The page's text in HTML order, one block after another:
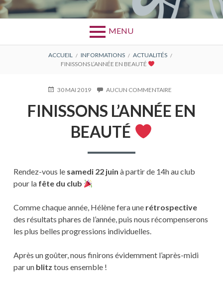
MENU
ACCUEIL INFORMATIONS
ACTUALITÉS
FINISSONS L’ANNÉE EN BEAUTÉ
PUBLIÉ30 MAI 2019 AUCUN COMMENTAIRE
L’ANNÉE
EN
FINISSONS L’ANNÉE EN
BEAUTÉ
Rendez-vous le samedi 22 juin à partir de 14h au club
pour la fête du club
Comme chaque année, Hélène fera une rétrospective
des résultats phares de l’année, puis nous récompenserons
les plus belles progressions individuelles.
Après un goûter, nous finirons évidemment l’après-midi
par un blitz tous ensemble !